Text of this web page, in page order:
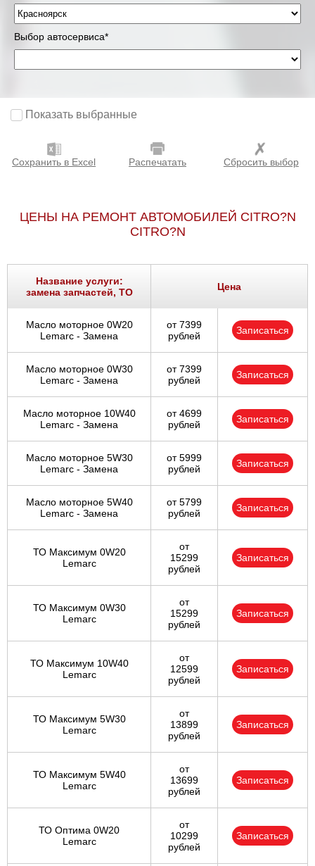
Выбор автосервиса*
Показать выбранные
Сохранить в Excel Распечатать Сбросить выбор
ЦЕНЫ НА РЕМОНТ АВТОМОБИЛЕЙ CITRO?N
CITRO?N
Название услуги:
замена запчастей, ТО
Цена
Масло моторное 0W20
Lemarc - Замена
от 7399
рублей
Записаться
Масло моторное 0W30
Lemarc - Замена
от 7399
рублей
Записаться
Масло моторное 10W40
Lemarc - Замена
от 4699
рублей
Записаться
Масло моторное 5W30
Lemarc - Замена
от 5999
рублей
Записаться
Масло моторное 5W40
Lemarc - Замена
от 5799
рублей
Записаться
ТО Максимум 0W20
Lemarc
от
15299
рублей
Записаться
ТО Максимум 0W30
Lemarc
от
15299
рублей
Записаться
ТО Максимум 10W40
Lemarc
от
12599
рублей
Записаться
ТО Максимум 5W30
Lemarc
от
13899
рублей
Записаться
ТО Максимум 5W40
Lemarc
от
13699
рублей
Записаться
ТО Оптима 0W20
Lemarc
от
10299
рублей
Записаться